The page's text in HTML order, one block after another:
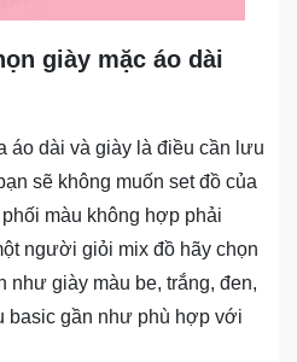
giày mặc áo dài
áo dài và giày là điều cần lưu
sẽ không muốn set đồ của
màu không hợp phải
người giỏi mix đồ hãy chọn
như giày màu be, trắng, đen,
gần như phù hợp với